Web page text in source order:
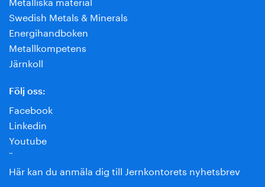
Swedish Metals & Minerals
Energihandboken
Metallkompetens
Järnkoll
Följ oss:
Facebook
Linkedin
Youtube
¨
Här kan du anmäla dig till Jernkontorets nyhetsbrev